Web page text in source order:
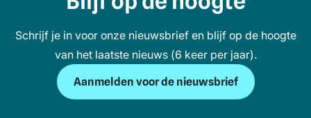
Schrijf je in voor onze nieuwsbrief en blijf op de hoogte
van het laatste nieuws (6 keer per jaar).
Aanmelden voor de nieuwsbrief